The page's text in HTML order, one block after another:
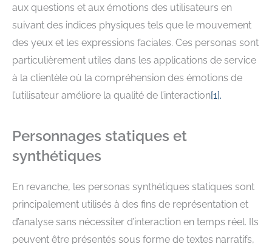
aux questions et aux émotions des utilisateurs en
suivant des indices physiques tels que le mouvement
des yeux et les expressions faciales. Ces personas sont
particulièrement utiles dans les applications de service
à la clientèle où la compréhension des émotions de
l’utilisateur améliore la qualité de l’interaction[1].
Personnages statiques et
synthétiques
En revanche, les personas synthétiques statiques sont
principalement utilisés à des fins de représentation et
d’analyse sans nécessiter d’interaction en temps réel. Ils
peuvent être présentés sous forme de textes narratifs,